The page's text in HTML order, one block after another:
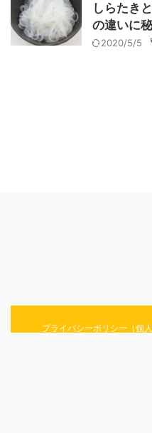
しらたき
の違いに
2020/5/5
プライバシーポリシー（個